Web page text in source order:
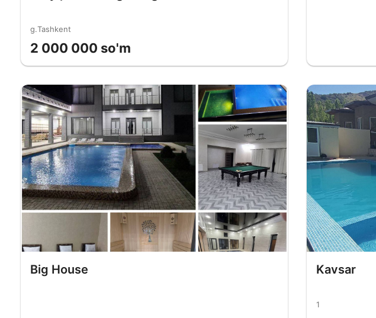
g.Tashkent
2 000 000 so'm
Big House Kavsar
1